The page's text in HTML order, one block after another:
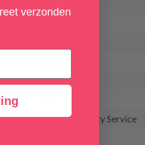
Pasante
Good Warranty Service
verzonden